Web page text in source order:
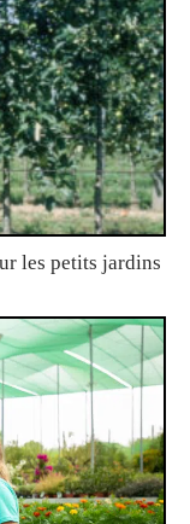
les petits jardins